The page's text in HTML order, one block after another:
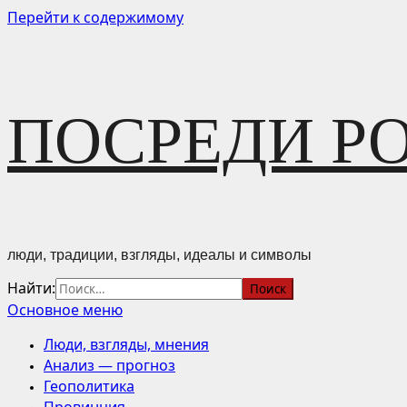
Перейти к содержимому
ПОСРЕДИ
люди, традиции, взгляды, идеалы и символы
Найти:
Основное меню
Люди, взгляды, мнения
Анализ — прогноз
Геополитика